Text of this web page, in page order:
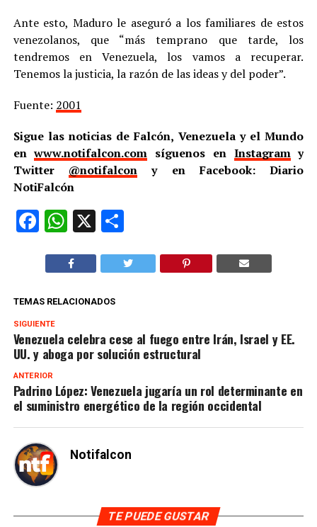
Ante esto, Maduro le aseguró a los familiares de estos
venezolanos, que “más temprano que tarde, los
tendremos en Venezuela, los vamos a recuperar.
Tenemos la justicia, la razón de las ideas y del poder”.
Fuente: 2001
Sigue las noticias de Falcón, Venezuela y el Mundo
enwww.notifalcon.com síguenos en Instagramy
Twitter @notifalcon y en Facebook: Diario
NotiFalcón
Facebook
WhatsApp
X Compartir
TEMAS RELACIONADOS
SIGUIENTE
Venezuela celebra cese al fuego entre Irán, Israel y EE.
UU. y aboga por solución estructural
ANTERIOR
Padrino López: Venezuela jugaría un rol determinante en
el suministro energético de la región occidental
Notifalcon
TE PUEDE GUSTAR